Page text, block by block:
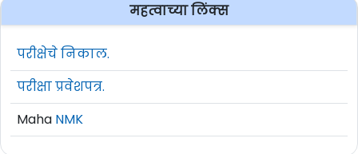
महत्वाच्या लिंक्स
परीक्षेचे निकाल.
परीक्षा प्रवेशपत्र.
Maha NMK